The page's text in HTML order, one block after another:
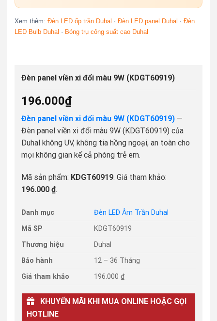
Xem thêm: Đèn LED ốp trần Duhal · Đèn LED panel Duhal · Đèn
LED Bulb Duhal · Bóng trụ công suất cao Duhal
Đèn panel viền xi đổi màu 9W (KDGT60919)
196.000₫
Đèn panel viền xi đổi màu 9W (KDGT60919)—
Đèn panel viền xi đổi màu 9W (KDGT60919) của
Duhal không UV, không tia hồng ngoại, an toàn cho
mọi không gian kể cả phòng trẻ em.
Mã sản phẩm: KDGT60919. Giá tham khảo:
196.000 ₫.
Danh mục
Đèn LED Âm Trần Duhal
Mã SP
KDGT60919
Thương hiệu
Duhal
Bảo hành
12 – 36 Tháng
Giá tham khảo
196.000 ₫
KHUYẾN MÃI KHI MUA ONLINE HOẶC GỌI
HOTLINE